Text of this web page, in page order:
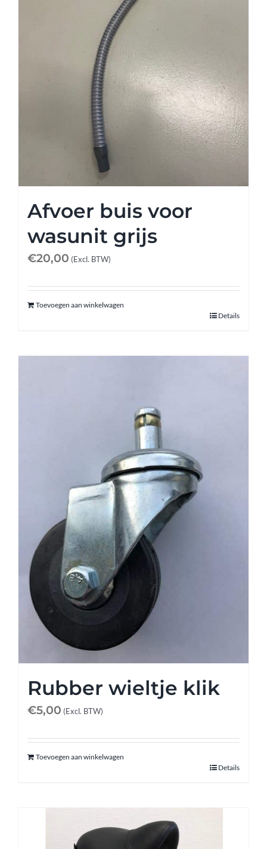
Afvoer buis voor
wasunit grijs
€20,00 (Excl. BTW)
Toevoegen aan winkelwagen
Details
Rubber wieltje klik
€5,00 (Excl. BTW)
Toevoegen aan winkelwagen
Details